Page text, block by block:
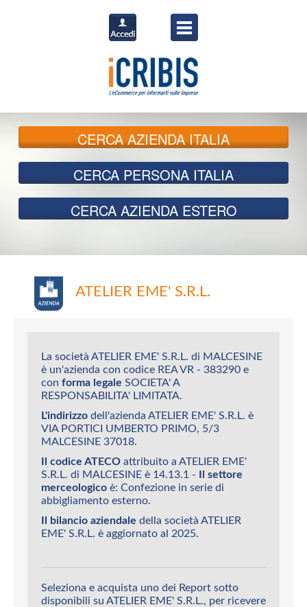
CERCAAZIENDA ITALIA
CERCA PERSONA ITALIA
CERCA AZIENDA ESTERO
ATELIER EME' S.R.L.
La società ATELIER EME' S.R.L. di MALCESINE
è un'azienda con codice REA VR - 383290 e
con forma legale SOCIETA' A
RESPONSABILITA' LIMITATA.
L'indirizzo dell'azienda ATELIER EME' S.R.L. è
VIA PORTICI UMBERTO PRIMO, 5/3
MALCESINE 37018.
Il codice ATECO attribuito a ATELIER EME'
S.R.L. di MALCESINE è 14.13.1 - Il settore
merceologico è: Confezione in serie di
abbigliamento esterno.
Il bilancio aziendale della società ATELIER
EME' S.R.L. è aggiornato al 2025.
Seleziona e acquista uno dei Report sotto
disponibili su ATELIER EME' S.R.L., per ricevere